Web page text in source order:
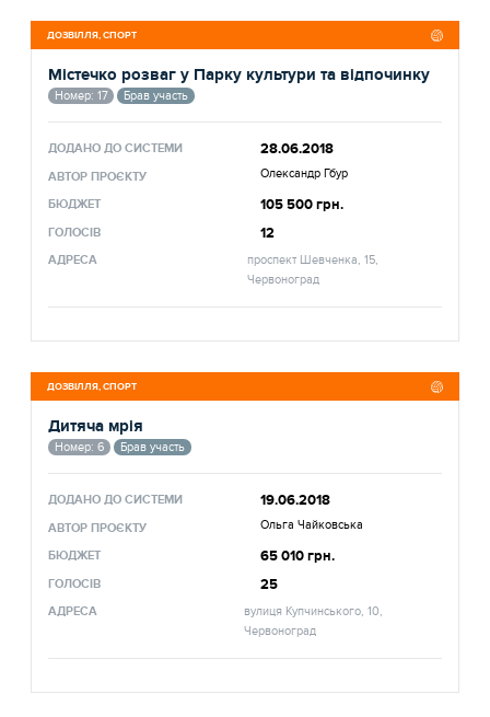
ДОЗВІЛЛЯ, СПОРТ
Містечко розваг у Парку культури та відпочинку
Номер: 17 Брав участь
ДОДАНО ДО СИСТЕМИ 28.06.2018
АВТОР ПРОЄКТУ Олександр Гбур
БЮДЖЕТ 105 500 грн.
ГОЛОСІВ 12
АДРЕСА
проспект Шевченка, 15,
Червоноград
ДОЗВІЛЛЯ, СПОРТ
Дитяча мрія
Номер: 6 Брав участь
ДОДАНО ДО СИСТЕМИ 19.06.2018
АВТОР ПРОЄКТУ Ольга Чайковська
БЮДЖЕТ 65 010 грн.
ГОЛОСІВ 25
АДРЕСА
вулиця Купчинського, 10,
Червоноград